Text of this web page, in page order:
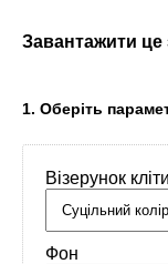
Головна /
Завантажити
1. Оберіть
Візерунок
Фон